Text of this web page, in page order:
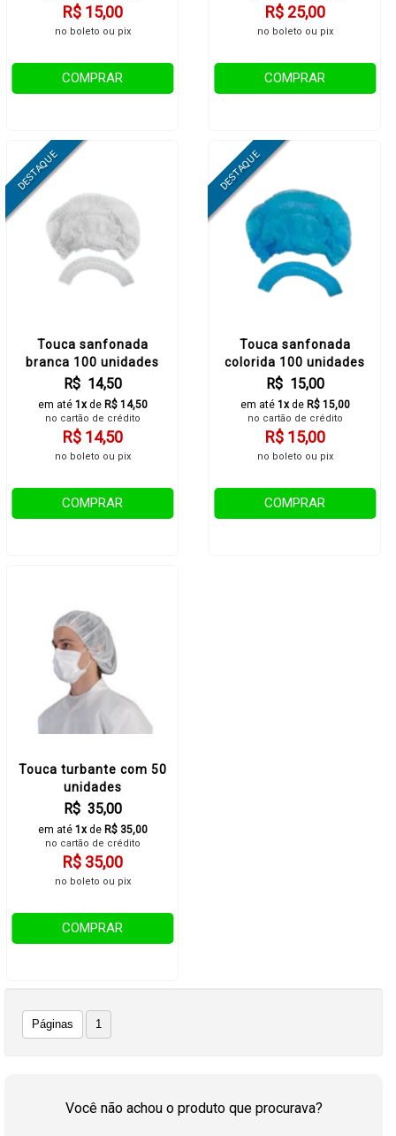
R$ 15,00
no boleto ou pix
COMPRAR
R$ 25,00
no boleto ou pix
COMPRAR
Touca sanfonada
branca 100 unidades
R$ 14,50
em até 1xde R$ 14,50
no cartão de crédito
R$ 14,50
no boleto ou pix
COMPRAR
Touca sanfonada
colorida 100 unidades
R$ 15,00
em até 1xde R$ 15,00
no cartão de crédito
R$ 15,00
no boleto ou pix
COMPRAR
Touca turbante com 50
unidades
R$ 35,00
em até 1xde R$ 35,00
no cartão de crédito
R$ 35,00
no boleto ou pix
COMPRAR
Páginas 1
Você não achou o produto que procurava?